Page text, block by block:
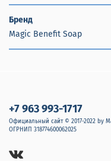
Бренд
Magic Benefit Soap
+7 963 993-1717
Официальный сайт © 2017-2022 by
ОГРНИП 318774600062025